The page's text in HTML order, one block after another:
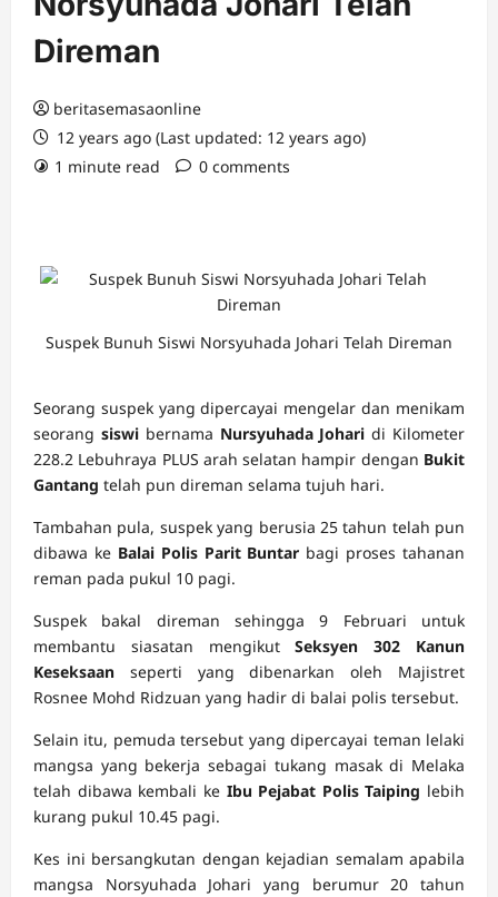
Direman
beritasemasaonline
12 years ago (Last updated: 12 years ago)
1 minute read
0 comments
Suspek Bunuh Siswi Norsyuhada Johari Telah Direman
Seorang suspek yang dipercayai mengelar dan menikam
seorang siswibernama Nursyuhada Johari di Kilometer
228.2 Lebuhraya PLUS arah selatan hampir dengan Bukit
Gantang telah pun direman selama tujuh hari.
Tambahan pula, suspek yang berusia 25 tahun telah pun
dibawa ke Balai Polis Parit Buntar bagi proses tahanan
reman pada pukul 10 pagi.
Suspek bakal direman sehingga 9 Februari untuk
membantu siasatan mengikutSeksyen 302 Kanun
Keseksaan seperti yang dibenarkan oleh Majistret
Rosnee Mohd Ridzuan yang hadir di balai polis tersebut.
Selain itu, pemuda tersebut yang dipercayai teman lelaki
mangsa yang bekerja sebagai tukang masak di Melaka
telah dibawa kembali ke Ibu Pejabat Polis Taiping lebih
kurang pukul 10.45 pagi.
Kes ini bersangkutan dengan kejadian semalam apabila
mangsa Norsyuhada Johari yang berumur 20 tahun